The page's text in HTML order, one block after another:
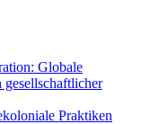
Globale
Praktiken